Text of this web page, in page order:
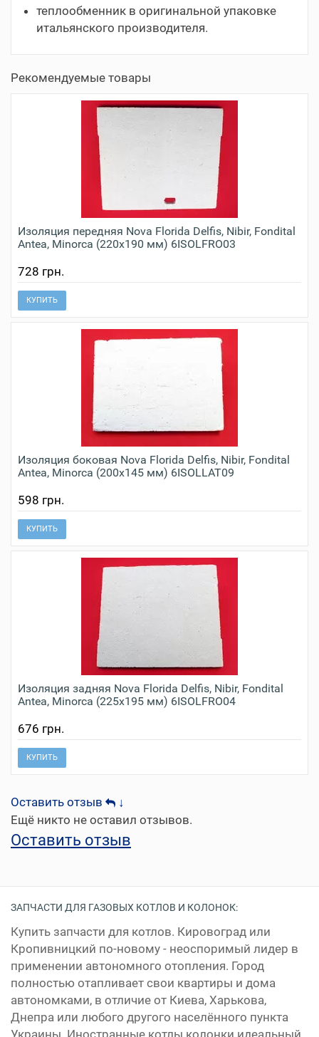
теплообменник в оригинальной упаковке
итальянского производителя.
Рекомендуемые товары
Изоляция передняя Nova Florida Delfis, Nibir, Fondital
Antea, Minorca (220х190 мм) 6ISOLFRO03
728 грн.
КУПИТЬ
Изоляция боковая Nova Florida Delfis, Nibir, Fondital
Antea, Minorca (200х145 мм) 6ISOLLAT09
598 грн.
КУПИТЬ
Изоляция задняя Nova Florida Delfis, Nibir, Fondital
Antea, Minorca (225х195 мм) 6ISOLFRO04
676 грн.
КУПИТЬ
Оставить отзыв
↓
Ещё никто не оставил отзывов.
Оставить отзыв
ЗАПЧАСТИ ДЛЯ ГАЗОВЫХ КОТЛОВ И КОЛОНОК:
Купить запчасти для котлов. Кировоград или
Кропивницкий по-новому - неоспоримый лидер в
применении автономного отопления. Город
полностью отапливает свои квартиры и дома
автономками, в отличие от Киева, Харькова,
Днепра или любого другого населённого пункта
Украины. Иностранные котлы колонки идеальный